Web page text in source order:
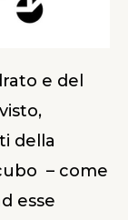
e del
della
– come
esse